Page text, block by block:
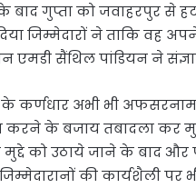
बाद गुप्ता को जवाहरपुर से
जिम्मेदारों ने ताकि
एमडी सैंथिल पांडियन ने
कर्णधार अभी भी
के बजाय तबादला कर
मुद्दे को उठाये जाने के बाद
की कार्यशैली